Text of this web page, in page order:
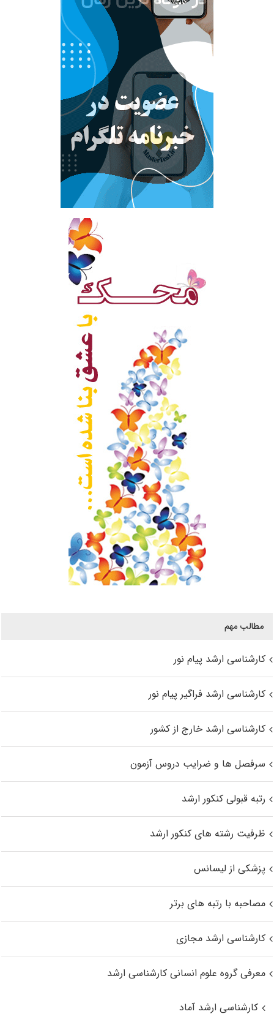
مطالب مهم
کارشناسی ارشد پیام نور
کارشناسی ارشد فراگیر پیام نور
کارشناسی ارشد خارج از کشور
سرفصل ها و ضرایب دروس آزمون
رتبه قبولی کنکور ارشد
ظرفیت رشته های کنکور ارشد
پزشکی از لیسانس
مصاحبه با رتبه های برتر
کارشناسی ارشد مجازی
معرفی گروه علوم انسانی کارشناسی ارشد
کارشناسی ارشد آماد